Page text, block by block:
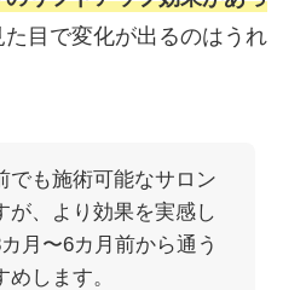
目で変化が出るのはうれ
でも施術可能なサロン
が、より効果を実感し
月〜6カ月前から通う
します。